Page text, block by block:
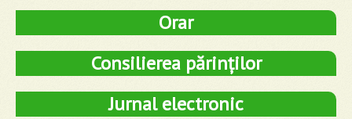
Orar
Consilierea părinților
Jurnal electronic